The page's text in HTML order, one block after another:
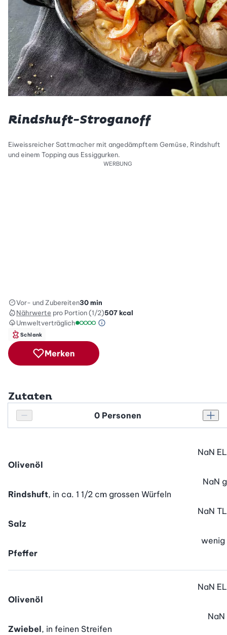
Rindshuft-Stroganoff
Eiweissreicher Sattmacher mit angedämpftem Gemüse, Rindshuft
und einem Topping aus Essiggurken.
WERBUNG
Vor- und Zubereiten30 min
Nährwerte pro Portion (1/2)507kcal
Umweltverträglich
Green Betty Skala Info
Schlank
Merken
Zutaten
Personenanzahl verringern
Personenanzahl
Olivenöl
NaN EL
Rindshuft, in ca. 1 1/2 cm grossen Würfeln
NaN g
Salz
NaN TL
Pfeffer
wenig
Olivenöl
NaN EL
Zwiebel, in feinen Streifen
NaN